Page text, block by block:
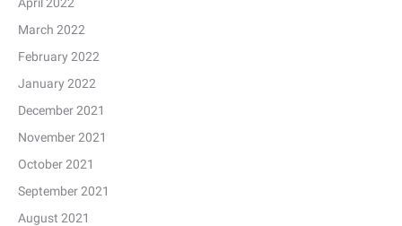
March 2022
February 2022
January 2022
December 2021
November 2021
October 2021
September 2021
August 2021